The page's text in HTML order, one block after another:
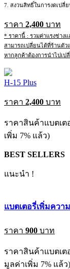
7. สงวนสิทธิ์ในการงดเป
ราคา 2,400 บาท
* ราคานี้ : รวมค่าแรงช่างแ
สามารถเปลี่ยนได้ที่ร้านตัว
หากลูกค้าต้องการนำไปเป
H-15 Plus
ราคา 2,400 บาท
ราคาสินค้าแบตเ
เพิ่ม 7% แล้ว)
BEST SELLERS
แนะนำ !
แบตเตอรี่เพิ่มควา
ราคา 900 บาท
ราคาสินค้าแบตเ
มูลค่าเพิ่ม 7% แล้ว)